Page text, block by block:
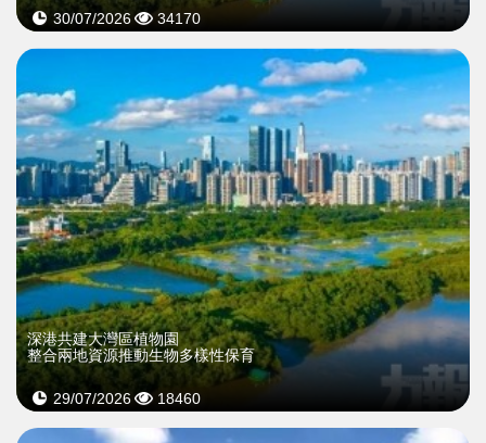
30/07/2026 34170
深港共建大灣區植物園
整合兩地資源推動生物多樣性保育
29/07/2026 18460